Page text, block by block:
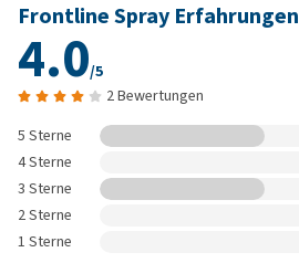
Frontline Spray Erfahrungen
4.0/5
2 Bewertungen
5 Sterne
4 Sterne
3 Sterne
2 Sterne
1 Sterne